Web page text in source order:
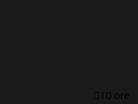
10 ore